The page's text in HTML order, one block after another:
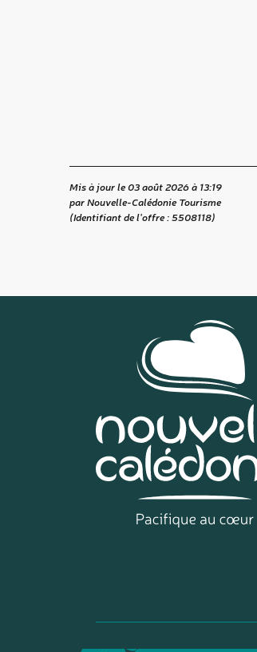
Mis à jour le 03 août 2026 à 13:19
par Nouvelle-Calédonie Tourisme
(Identifiant de l'offre :5508118)